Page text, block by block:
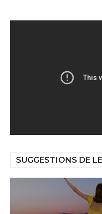
SUGGESTIONS DE